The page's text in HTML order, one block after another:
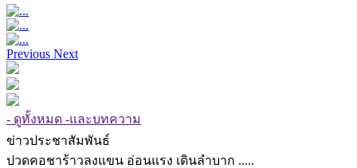
Previous Next
- ดูทั้งหมด -และบทความ
ข่าวประชาสัมพันธ์
ปวดคอชาร้าวลงแขน อ่อนแรง เดินลำบาก .....